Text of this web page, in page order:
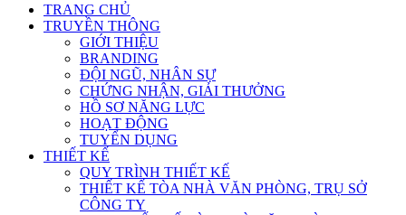
TRANG CHỦ
TRUYỀN THÔNG
GIỚI THIỆU
BRANDING
ĐỘI NGŨ, NHÂN SỰ
CHỨNG NHẬN, GIẢI THƯỞNG
HỒ SƠ NĂNG LỰC
HOẠT ĐỘNG
TUYỂN DỤNG
THIẾT KẾ
QUY TRÌNH THIẾT KẾ
THIẾT KẾ TÒA NHÀ VĂN PHÒNG, TRỤ SỞ
CÔNG TY